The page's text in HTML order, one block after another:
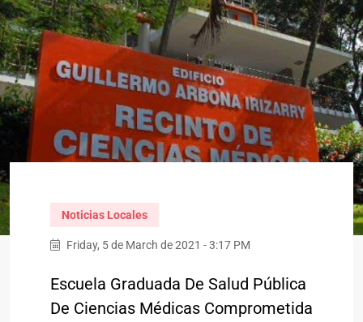
Noticias Locales
Friday, 5 de March de 2021 - 3:17 PM
Escuela Graduada De Salud Pública
De Ciencias Médicas Comprometida